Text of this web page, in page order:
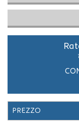
CONTATTI
PREZZO